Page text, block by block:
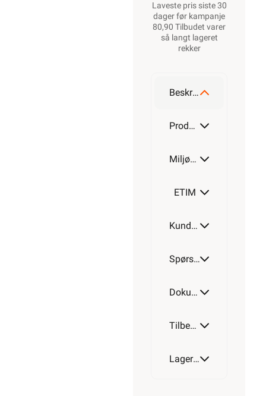
Laveste pris siste 30
dager før kampanje
80,90 Tilbudet varer
så langt lageret
rekker
Beskrivelse
Produktdetaljer
Miljøparametere
ETIM
Kundeomtale
Spørsmål og svar
Dokumentasjon
Tilbehør
Lagerstatus